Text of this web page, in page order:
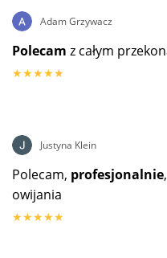
Adam Grzywacz
Polecam z całym
★★★★★
Justyna Klein
Polecam, profesjonalnie,
owijania
★★★★★